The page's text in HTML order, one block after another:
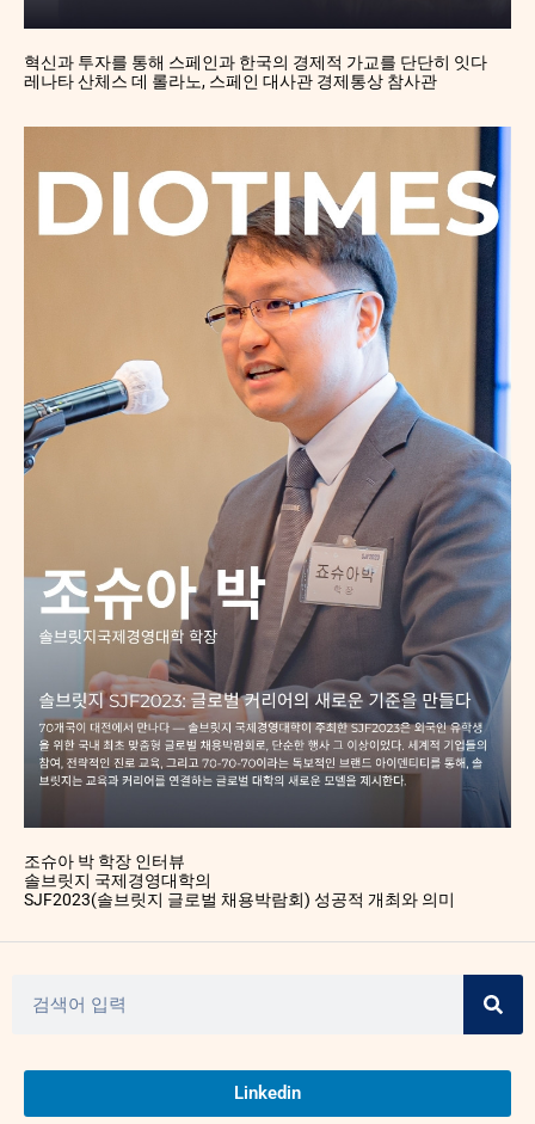
혁신과 투자를 통해 스페인과 한국의 경제적 가교를 단단히 잇다
레나타 산체스 데 롤라노, 스페인 대사관 경제통상 참사관
조슈아 박 학장 인터뷰
솔브릿지 국제경영대학의
SJF2023(솔브릿지 글로벌 채용박람회) 성공적 개최와 의미
Linkedin